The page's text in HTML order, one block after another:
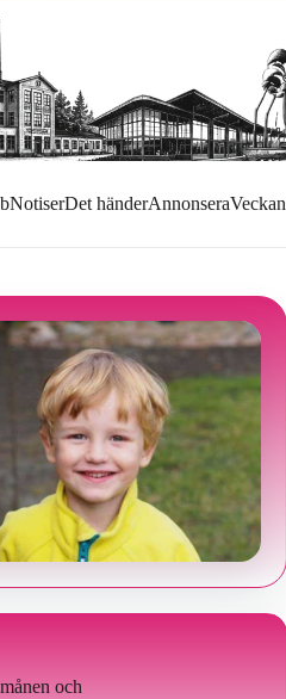
NotiserDet händerAnnonsera
och